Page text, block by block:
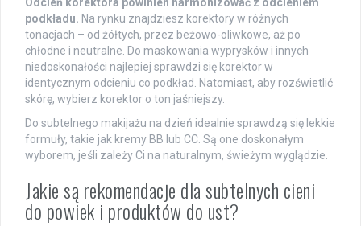
podkładu. Na rynku znajdziesz korektory w różnych
tonacjach – od żółtych, przez beżowo-oliwkowe, aż po
chłodne i neutralne. Do maskowania wyprysków i innych
niedoskonałości najlepiej sprawdzi się korektor w
identycznym odcieniu co podkład. Natomiast, aby rozświetlić
skórę, wybierz korektor o ton jaśniejszy.
Do subtelnego makijażu na dzień idealnie sprawdzą się lekkie
formuły, takie jak kremy BB lub CC. Są one doskonałym
wyborem, jeśli zależy Ci na naturalnym, świeżym wyglądzie.
Jakie są rekomendacje dla subtelnych cieni
do powiek i produktów do ust?